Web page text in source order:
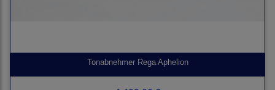
Tonabnehmer Rega Aphelion